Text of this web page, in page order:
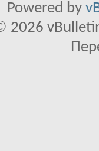
Powered by
2026